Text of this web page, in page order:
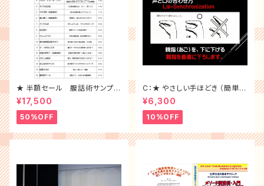
★ 半額セール 腹話術サンプル
台本10冊 （ 1~10 ）全セット
¥17,500
50%OFF
C：★ やさしい手ほどき （簡単に
習得 DVD）
¥6,300
10%OFF